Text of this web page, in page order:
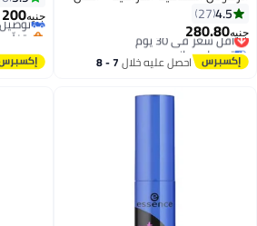
بي ملكة
4.5
27
جنيه280.80
أقل سعر في 30 يوم
توصيل مجاني
أقل سعر في 30 يوماحصل عليه خلال 7 - 8
3
جنيه200
توصيل